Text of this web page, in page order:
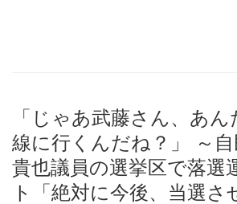
「じゃあ武藤さん、あ
線に行くんだね？」 ～
貴也議員の選挙区で落選
ト「絶対に今後、当選さ